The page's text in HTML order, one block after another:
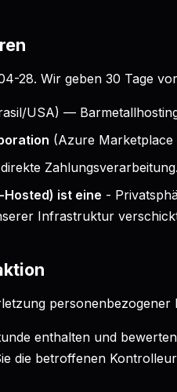
28. Wir geben 30 Tage
USA) —
(Azure Marketplace
Hosted) ist eine -
Infrastruktur
enthalten und
die betroffenen